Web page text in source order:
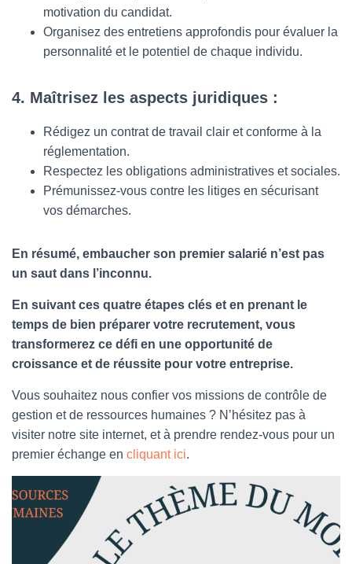
motivation du candidat.
Organisez des entretiens approfondis pour évaluer la
personnalité et le potentiel de chaque individu.
4. Maîtrisez les aspects juridiques :
Rédigez un contrat de travail clair et conforme à la
réglementation.
Respectez les obligations administratives et sociales.
Prémunissez-vous contre les litiges en sécurisant
vos démarches.
En résumé, embaucher son premier salarié n’est pas
un saut dans l’inconnu.
En suivant ces quatre étapes clés et en prenant le
temps de bien préparer votre recrutement, vous
transformerez ce défi en une opportunité de
croissance et de réussite pour votre entreprise.
Vous souhaitez nous confier vos missions de contrôle de
gestion et de ressources humaines ? N’hésitez pas à
visiter notre site internet, et à prendre rendez-vous pour un
premier échange en cliquant ici.